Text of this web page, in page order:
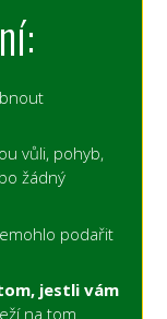
vůli, pohyb,
žádný
podařit
jestli vám
na tom